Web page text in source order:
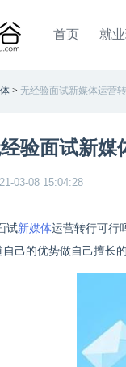
首页 就
> 无经验面试新媒体运营
验面试新媒
03-08 15:04:28
试新媒体运营转行可行
己的优势做自己擅长